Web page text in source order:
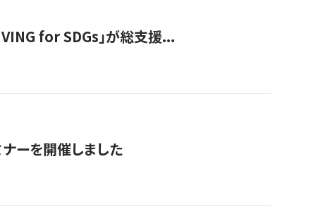
for SDGs」が総支援...
ーを開催しました